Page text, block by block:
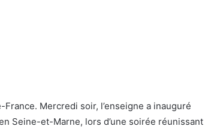
Mercredi soir, l’enseigne a inauguré
Seine-et-Marne, lors d’une soirée réunissant